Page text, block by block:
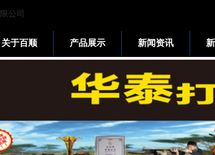
关于百顺 产品展示 新闻资讯